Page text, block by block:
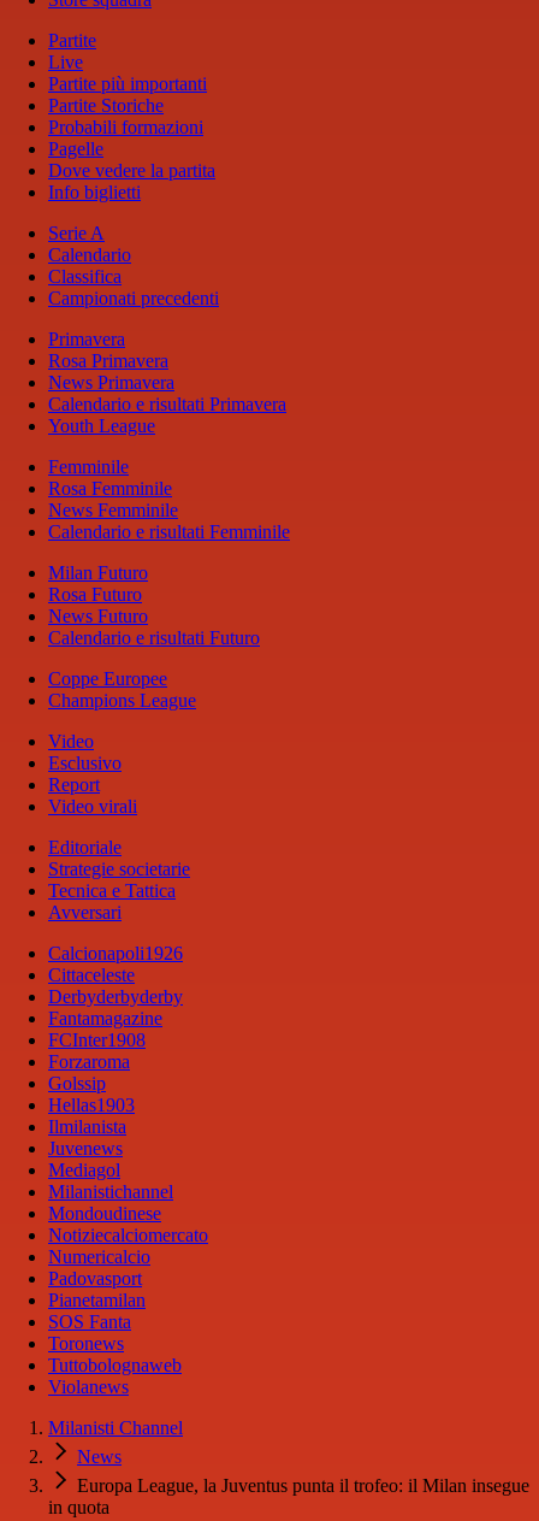
Partite
Live
Partite più importanti
Partite Storiche
Probabili formazioni
Pagelle
Dove vedere la partita
Info biglietti
Serie A
Calendario
Classifica
Campionati precedenti
Primavera
Rosa Primavera
News Primavera
Calendario e risultati Primavera
Youth League
Femminile
Rosa Femminile
News Femminile
Calendario e risultati Femminile
Milan Futuro
Rosa Futuro
News Futuro
Calendario e risultati Futuro
Coppe Europee
Champions League
Video
Esclusivo
Report
Video virali
Editoriale
Strategie societarie
Tecnica e Tattica
Avversari
Calcionapoli1926
Cittaceleste
Derbyderbyderby
Fantamagazine
FCInter1908
Forzaroma
Golssip
Hellas1903
Ilmilanista
Juvenews
Mediagol
Milanistichannel
Mondoudinese
Notiziecalciomercato
Numericalcio
Padovasport
Pianetamilan
SOS Fanta
Toronews
Tuttobolognaweb
Violanews
Milanisti Channel
News
Europa League, la Juventus punta il trofeo: il Milan insegue
in quota